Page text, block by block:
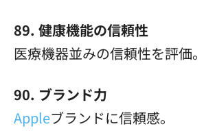
89. 健康機能の信頼性
医療機器並みの信頼性を評価。
90. ブランド力
Appleブランドに信頼感。